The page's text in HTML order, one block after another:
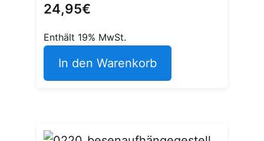
24,95€
Enthält 19% MwSt.
In den Warenkorb